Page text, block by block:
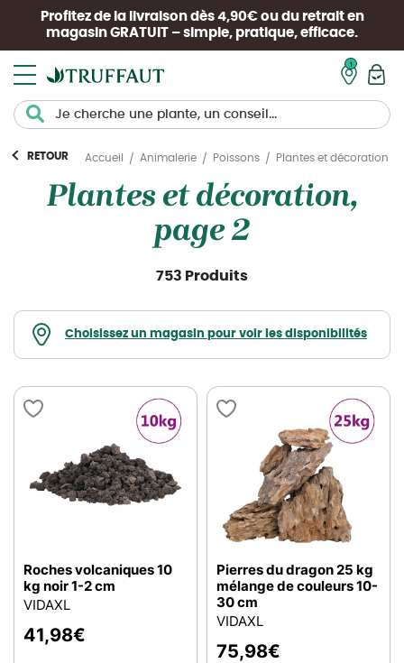
Profitez de la livraison dès 4,90€ ou du retrait en
magasin GRATUIT – simple, pratique, efficace.
RETOUR Accueil Animalerie Poissons Plantes et décoration
Plantes et décoration,
page 2
753 Produits
Choisissez un magasin pour voir les disponibilités
Roches volcaniques 10
kg noir 1-2 cm
VIDAXL
41,98€
Pierres du dragon 25 kg
mélange de couleurs 10-
30 cm
VIDAXL
75,98€